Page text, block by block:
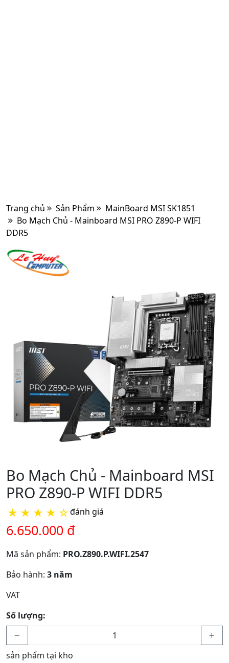
Trang chủ Sản Phẩm
MainBoard MSI SK1851
Bo Mạch Chủ - Mainboard MSI PRO Z890-P WIFI
DDR5
Bo Mạch Chủ - Mainboard MSI
PRO Z890-P WIFI DDR5
★ ★ ★ ★ ☆đánh giá
6.650.000 đ
Mã sản phẩm: PRO.Z890.P.WIFI.2547
Bảo hành: 3 năm
VAT
Số lượng:
sản phẩm tại kho